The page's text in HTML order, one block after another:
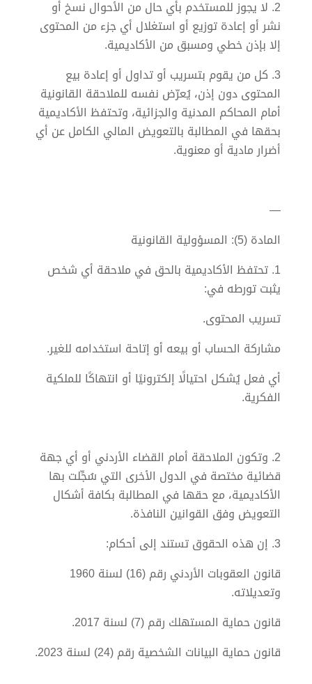
2. لا يجوز للمستخدم بأي حال من الأحوال نسخ أو
نشر أو إعادة توزيع أو استغلال أي جزء من المحتوى
إلا بإذن خطي ومسبق من الأكاديمية.
3. كل من يقوم بتسريب أو تداول أو إعادة بيع
المحتوى دون إذن، يُعرّض نفسه للملاحقة القانونية
أمام المحاكم المدنية والجزائية، وتحتفظ الأكاديمية
بحقها في المطالبة بالتعويض المالي الكامل عن أي
أضرار مادية أو معنوية.
—
المادة (5): المسؤولية القانونية
1. تحتفظ الأكاديمية بالحق في ملاحقة أي شخص
يثبت تورطه في:
تسريب المحتوى.
مشاركة الحساب أو بيعه أو إتاحة استخدامه للغير.
أي فعل يُشكل احتيالًا إلكترونيًا أو انتهاكًا للملكية
الفكرية.
2. وتكون الملاحقة أمام القضاء الأردني أو أي جهة
قضائية مختصة في الدول الأخرى التي سُجِّلت بها
الأكاديمية، مع حقها في المطالبة بكافة أشكال
التعويض وفق القوانين النافذة.
3. إن هذه الحقوق تستند إلى أحكام:
قانون العقوبات الأردني رقم (16) لسنة 1960
وتعديلاته.
قانون حماية المستهلك رقم (7) لسنة 2017.
قانون حماية البيانات الشخصية رقم (24) لسنة 2023.